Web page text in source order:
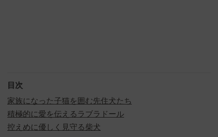
目次
家族になった子猫を囲む先住犬たち
積極的に愛を伝えるラブラドール
控えめに優しく見守る柴犬